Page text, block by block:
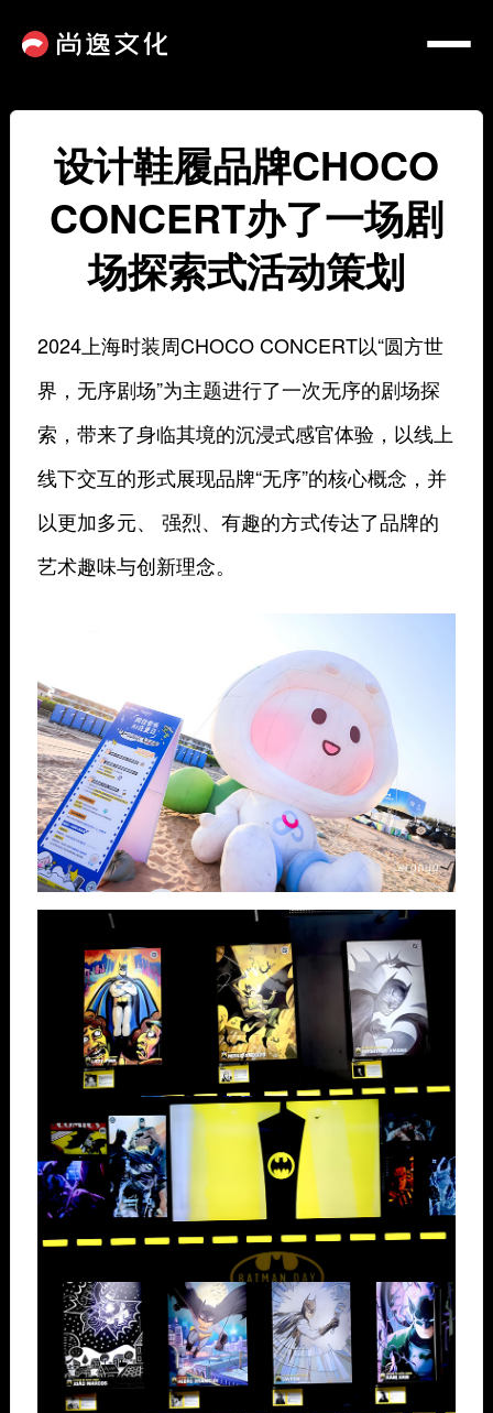
设计鞋履品牌CHOCO
CONCERT办了一场剧
场探索式活动策划
2024上海时装周CHOCO CONCERT以“圆方世
界，无序剧场”为主题进行了一次无序的剧场探
索，带来了身临其境的沉浸式感官体验，以线上
线下交互的形式展现品牌“无序”的核心概念，并
以更加多元、 强烈、有趣的方式传达了品牌的
艺术趣味与创新理念。